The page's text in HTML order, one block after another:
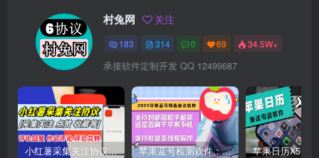
村兔网 关注
183 314 0 69 34.5W+
承接软件定制开发 QQ 12499687
小红薯采集关注协议软件：支持自定义作品，关注，评论点赞，作品点赞收藏等 苹果蓝号检测软件：检测邮箱和手机是否符合苹果手机的协议软件